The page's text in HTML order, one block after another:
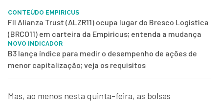
CONTEÚDO EMPIRICUS
FII Alianza Trust (ALZR11) ocupa lugar do Bresco Logística
(BRCO11) em carteira da Empiricus; entenda a mudança
NOVO INDICADOR
B3 lança índice para medir o desempenho de ações de
menor capitalização; veja os requisitos
Mas, ao menos nesta quinta-feira, as bolsas